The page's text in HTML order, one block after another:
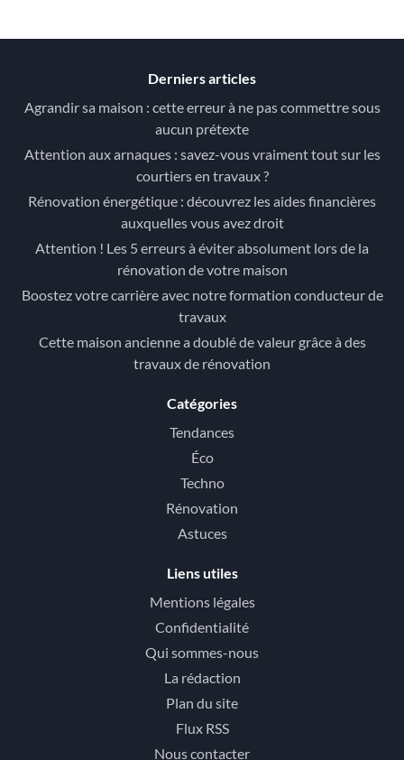
Derniers articles
Agrandir sa maison : cette erreur à ne pas commettre sous
aucun prétexte
Attention aux arnaques : savez-vous vraiment tout sur les
courtiers en travaux ?
Rénovation énergétique : découvrez les aides financières
auxquelles vous avez droit
Attention ! Les 5 erreurs à éviter absolument lors de la
rénovation de votre maison
Boostez votre carrière avec notre formation conducteur de
travaux
Cette maison ancienne a doublé de valeur grâce à des
travaux de rénovation
Catégories
Tendances
Éco
Techno
Rénovation
Astuces
Liens utiles
Mentions légales
Confidentialité
Qui sommes-nous
La rédaction
Plan du site
Flux RSS
Nous contacter